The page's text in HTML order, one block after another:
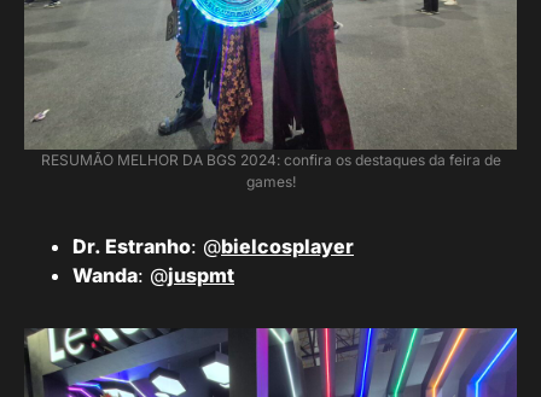
RESUMÃO MELHOR DA BGS 2024: confira os destaques da feira de
games!
Dr. Estranho: @bielcosplayer
Wanda: @juspmt